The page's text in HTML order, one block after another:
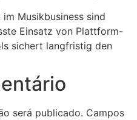
Musikbusiness sind
Einsatz von Plattform-
sichert langfristig den
será publicado. Campos